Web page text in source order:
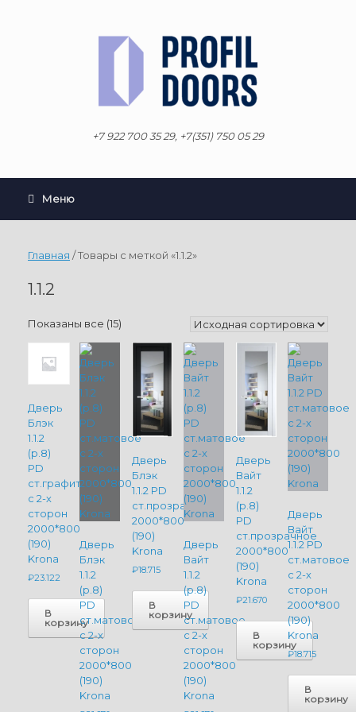
+7 922 700 35 29, +7(351) 750 05 29
Меню
Главная / Товары с меткой «1.1.2»
1.1.2
Показаны все (15)
Дверь
Блэк
1.1.2
(р.8)
PD
ст.графит
с 2-х
сторон
2000*800
(190)
Krona
₽23.122
В
корзину
Дверь
Блэк
1.1.2
(р.8)
PD
ст.матовое
с 2-х
сторон
2000*800
(190)
Krona
Дверь
Блэк
1.1.2 PD
ст.прозрачное
2000*800
(190)
Krona
₽18.715
В
корзину
Дверь
Вайт
1.1.2
(р.8)
PD
ст.матовое
с 2-х
сторон
2000*800
(190)
Krona
Дверь
Вайт
1.1.2
(р.8)
PD
ст.прозрачное
2000*800
(190)
Krona
₽21.670
В
корзину
Дверь
Вайт
1.1.2 PD
ст.матовое
с 2-х
сторон
2000*800
(190)
Krona
₽18.715
В
корзину